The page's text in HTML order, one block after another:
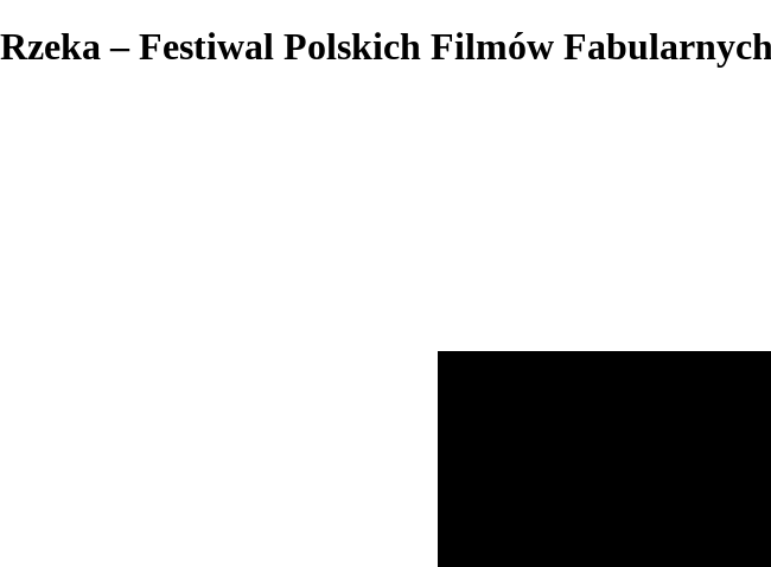
Rzeka – Festiwal Polskich Filmów